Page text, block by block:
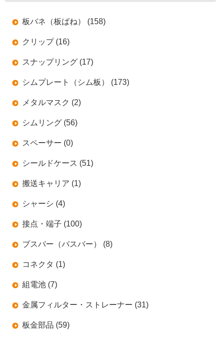
板バネ（板ばね） (158)
クリップ (16)
スナップリング (17)
シムプレート（シム板） (173)
メタルマスク (2)
シムリング (56)
スペーサー (0)
シールドケース (51)
搬送キャリア (1)
シャーシ (4)
接点・端子 (100)
ブスバー（バスバー） (8)
コネクタ (1)
組電池 (7)
金属フィルター・ストレーナー (31)
板金部品 (59)